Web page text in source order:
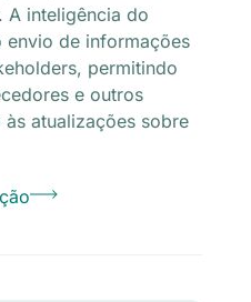
A inteligência do
envio de informações
permitindo
e outros
atualizações sobre